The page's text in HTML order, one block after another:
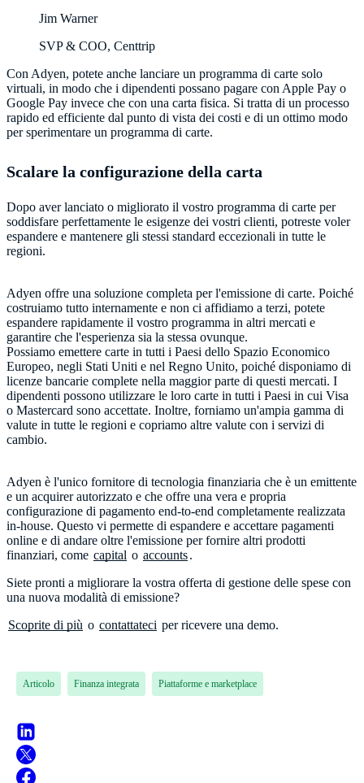
Jim Warner
SVP & COO, Centtrip
Con Adyen, potete anche lanciare un programma di carte solo
virtuali, in modo che i dipendenti possano pagare con Apple Pay o
Google Pay invece che con una carta fisica. Si tratta di un processo
rapido ed efficiente dal punto di vista dei costi e di un ottimo modo
per sperimentare un programma di carte.
Scalare la configurazione della carta
Dopo aver lanciato o migliorato il vostro programma di carte per
soddisfare perfettamente le esigenze dei vostri clienti, potreste voler
espandere e mantenere gli stessi standard eccezionali in tutte le
regioni.
Adyen offre una soluzione completa per l'emissione di carte. Poiché
costruiamo tutto internamente e non ci affidiamo a terzi, potete
espandere rapidamente il vostro programma in altri mercati e
garantire che l'esperienza sia la stessa ovunque.
Possiamo emettere carte in tutti i Paesi dello Spazio Economico
Europeo, negli Stati Uniti e nel Regno Unito, poiché disponiamo di
licenze bancarie complete nella maggior parte di questi mercati. I
dipendenti possono utilizzare le loro carte in tutti i Paesi in cui Visa
o Mastercard sono accettate. Inoltre, forniamo un'ampia gamma di
valute in tutte le regioni e copriamo altre valute con i servizi di
cambio.
Adyen è l'unico fornitore di tecnologia finanziaria che è un emittente
e un acquirer autorizzato e che offre una vera e propria
configurazione di pagamento end-to-end completamente realizzata
in-house. Questo vi permette di espandere e accettare pagamenti
online e di andare oltre l'emissione per fornire altri prodotti
finanziari, come capital o accounts.
Siete pronti a migliorare la vostra offerta di gestione delle spese con
una nuova modalità di emissione?
Scoprite di più o contattateci per ricevere una demo.
Articolo Finanza integrata Piattaforme e marketplace